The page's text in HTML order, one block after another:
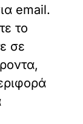
email.
το
σε